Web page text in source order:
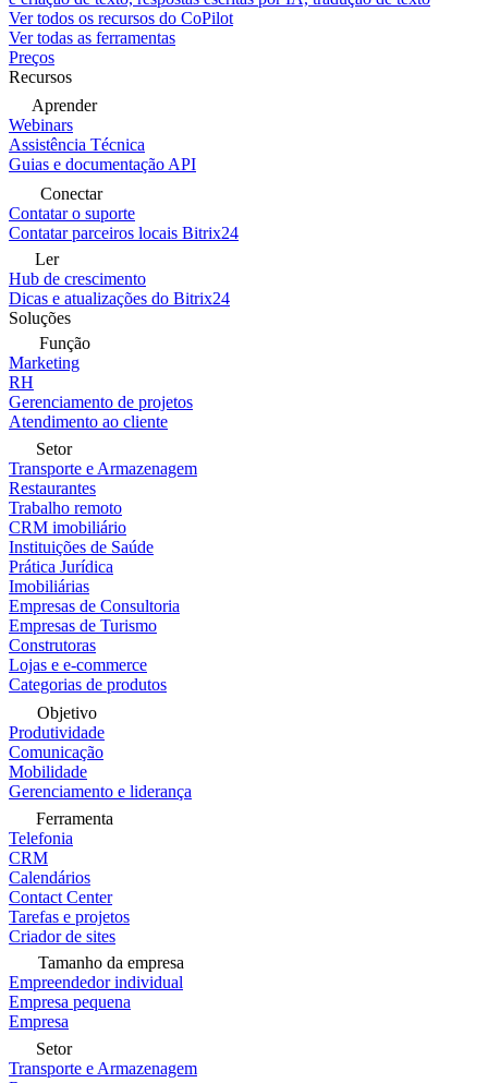
Ver todos os recursos do CoPilot
Ver todas as ferramentas
Preços
Recursos
Aprender
Webinars
Assistência Técnica
Guias e documentação API
Conectar
Contatar o suporte
Contatar parceiros locais Bitrix24
Ler
Hub de crescimento
Dicas e atualizações do Bitrix24
Soluções
Função
Marketing
RH
Gerenciamento de projetos
Atendimento ao cliente
Setor
Transporte e Armazenagem
Restaurantes
Trabalho remoto
CRM imobiliário
Instituições de Saúde
Prática Jurídica
Imobiliárias
Empresas de Consultoria
Empresas de Turismo
Construtoras
Lojas e e-commerce
Categorias de produtos
Objetivo
Produtividade
Comunicação
Mobilidade
Gerenciamento e liderança
Ferramenta
Telefonia
CRM
Calendários
Contact Center
Tarefas e projetos
Criador de sites
Tamanho da empresa
Empreendedor individual
Empresa pequena
Empresa
Setor
Transporte e Armazenagem